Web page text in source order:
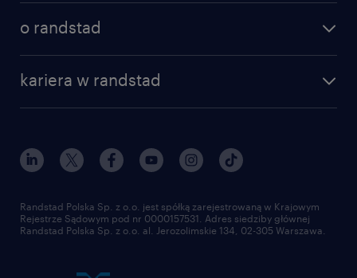
o randstad
kariera w randstad
Randstad Polska Sp. z o.o. jest spółką zarejestrowaną w Krajowym
Rejestrze Sądowym pod nr 0000157531. Adres siedziby głównej
Randstad Polska Sp. z o.o. al. Jerozolimskie 134, 02-305 Warszawa.